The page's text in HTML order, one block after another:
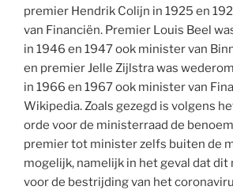
premier Hendrik Colijn in 1925 en
van Financiën. Premier Louis Beel
in 1946 en 1947 ook minister van
en premier Jelle Zijlstra was
in 1966 en 1967 ook minister van
Wikipedia. Zoals gezegd is volgens
orde voor de ministerraad de
premier tot minister zelfs buiten de
mogelijk, namelijk in het geval dat dit
voor de bestrijding van het